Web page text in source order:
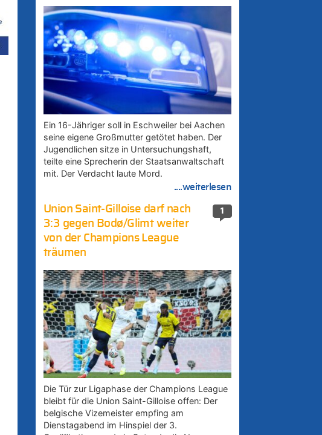
Ein 16-Jähriger soll in Eschweiler bei Aachen
seine eigene Großmutter getötet haben. Der
Jugendlichen sitze in Untersuchungshaft,
teilte eine Sprecherin der Staatsanwaltschaft
mit. Der Verdacht laute Mord.
....weiterlesen
1
Union Saint-Gilloise darf nach
3:3 gegen Bodø/Glimt weiter
von der Champions League
träumen
Die Tür zur Ligaphase der Champions League
bleibt für die Union Saint-Gilloise offen: Der
belgische Vizemeister empfing am
Dienstagabend im Hinspiel der 3.